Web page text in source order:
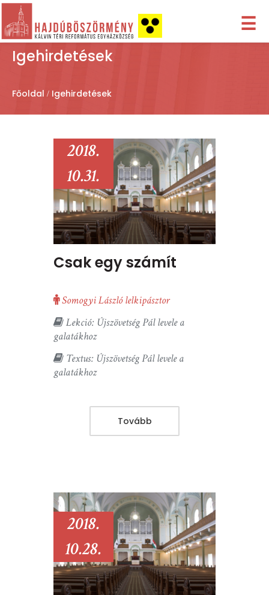
☰
Igehirdetések
Főoldal Igehirdetések
Csak egy számít
2018.
10.31.
Somogyi László lelkipásztor
Lekció: Újszövetség Pál levele a
galatákhoz
Textus: Újszövetség Pál levele a
galatákhoz
Tovább
2018.
10.28.